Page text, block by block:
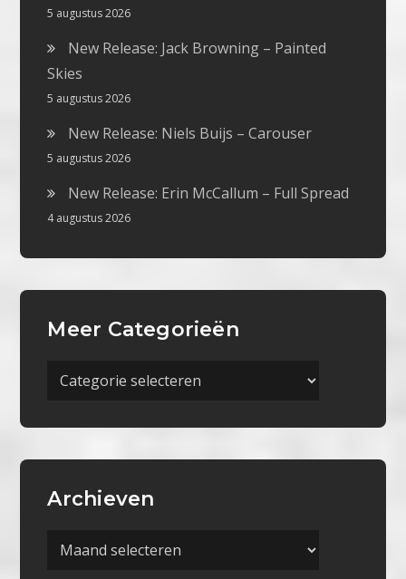
5 augustus 2026
New Release: Jack Browning – Painted
Skies
5 augustus 2026
New Release: Niels Buijs – Carouser
5 augustus 2026
New Release: Erin McCallum – Full Spread
4 augustus 2026
Meer Categorieën
Meer
Archieven
Archieven